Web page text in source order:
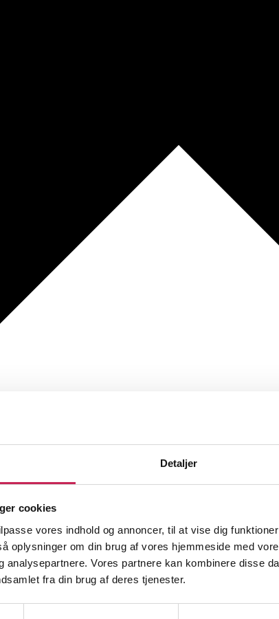
Detaljer
cookies
vores indhold og annoncer, til at vise dig
oplysninger om din brug af vores hjemmeside med
analysepartnere. Vores partnere kan kombinere disse
fra din brug af deres tjenester.